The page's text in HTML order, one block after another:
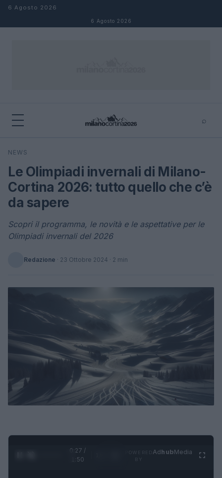
Salta al contenuto
6 Agosto 2026
6 Agosto 2026
⌕
Cerca
NEWS
Le Olimpiadi invernali di Milano-
Cortina 2026: tutto quello che c’è
da sapere
Scopri il programma, le novità e le aspettative per le
Olimpiadi invernali del 2026
Redazione · 23 Ottobre 2024 · 2 min
0:28 /
1:50
AdhubMedia